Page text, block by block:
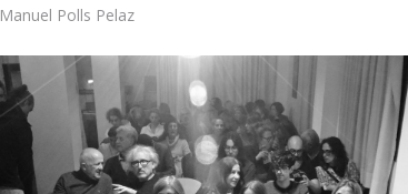
Manuel Polls Pelaz